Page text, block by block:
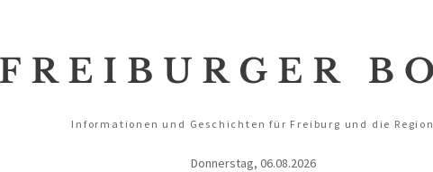
Informationen und Geschichten für Freiburg und die Region
Donnerstag, 06.08.2026